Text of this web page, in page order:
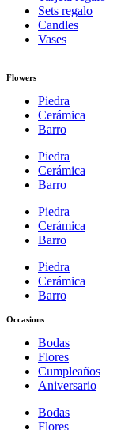
Sets regalo
Candles
Vases
Flowers
Piedra
Cerámica
Barro
Piedra
Cerámica
Barro
Piedra
Cerámica
Barro
Piedra
Cerámica
Barro
Occasions
Bodas
Flores
Cumpleaños
Aniversario
Bodas
Flores